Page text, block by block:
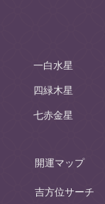
一白水星
四緑木星
七赤金星
開運マップ
吉方位サーチ